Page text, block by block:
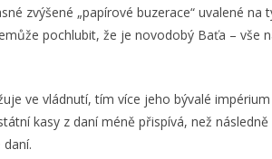
zvýšené „papírové buzerace“ uvalené
pochlubit, že je novodobý Baťa – vše
ve vládnutí, tím více jeho bývalé
kasy z daní méně přispívá, než